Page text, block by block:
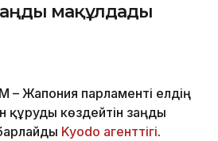
мақұлдады
– Жапония парламенті елдің
құруды көздейтін заңды
Kyodo агенттігі.